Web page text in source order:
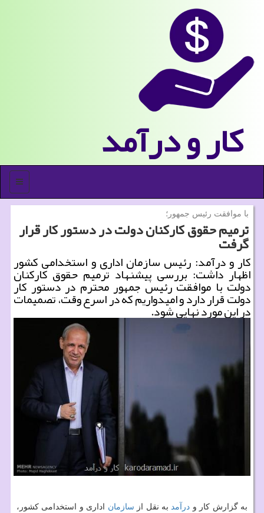
كار و درآمد
منو
با موافقت رئیس جمهور؛
ترمیم حقوق كاركنان دولت در دستور كار قرار
گرفت
كار و درآمد: رئیس سازمان اداری و استخدامی كشور
اظهار داشت: بررسی پیشنهاد ترمیم حقوق كاركنان
دولت با موافقت رئیس جمهور محترم در دستور كار
دولت قرار دارد و امیدواریم كه در اسرع وقت، تصمیمات
در این مورد نهایی شود.
به گزارش كار و درآمدبه نقل از سازمان اداری و استخدامی كشور،